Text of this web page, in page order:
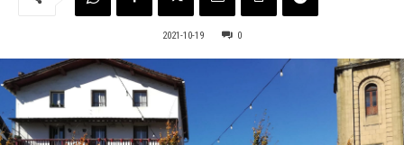
2021-10-19 0